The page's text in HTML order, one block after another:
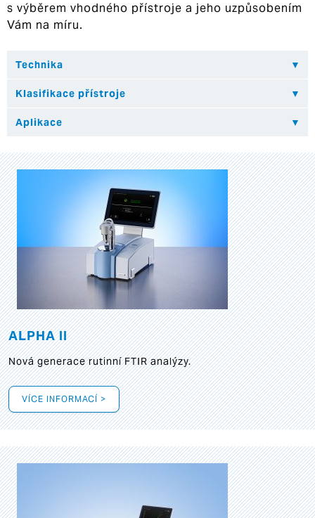
s výběrem vhodného přístroje a jeho uzpůsobením
Vám na míru.
ALPHA II
Nová generace rutinní FTIR analýzy.
VÍCE INFORMACÍ >